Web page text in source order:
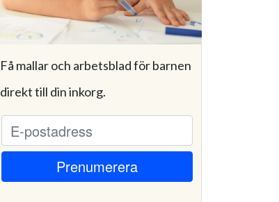
Få mallar och arbetsblad för barnen
direkt till din inkorg.